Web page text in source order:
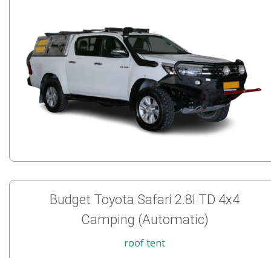
Budget Toyota Safari 2.8l TD 4x4
Camping (Automatic)
roof tent